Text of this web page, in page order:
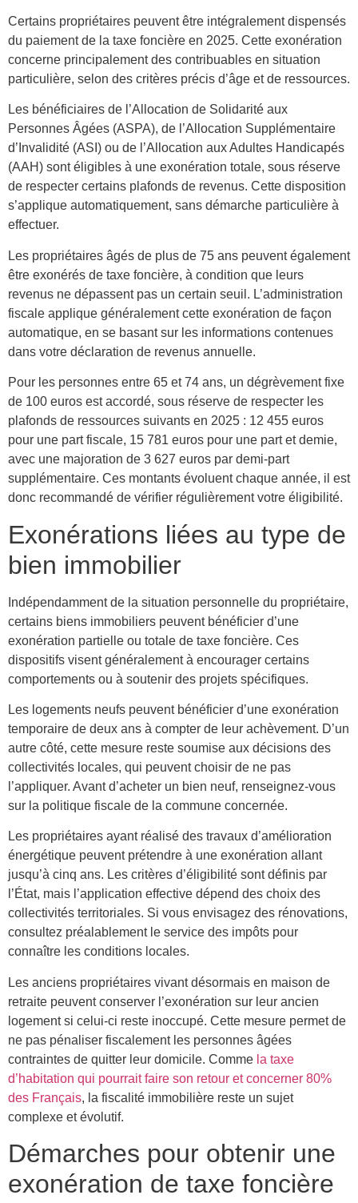
Certains propriétaires peuvent être intégralement dispensés
du paiement de la taxe foncière en 2025. Cette exonération
concerne principalement des contribuables en situation
particulière, selon des critères précis d’âge et de ressources.
Les bénéficiaires de l’Allocation de Solidarité aux
Personnes Âgées (ASPA), de l’Allocation Supplémentaire
d’Invalidité (ASI) ou de l’Allocation aux Adultes Handicapés
(AAH) sont éligibles à une exonération totale, sous réserve
de respecter certains plafonds de revenus. Cette disposition
s’applique automatiquement, sans démarche particulière à
effectuer.
Les propriétaires âgés de plus de 75 ans peuvent également
être exonérés de taxe foncière, à condition que leurs
revenus ne dépassent pas un certain seuil. L’administration
fiscale applique généralement cette exonération de façon
automatique, en se basant sur les informations contenues
dans votre déclaration de revenus annuelle.
Pour les personnes entre 65 et 74 ans, un dégrèvement fixe
de 100 euros est accordé, sous réserve de respecter les
plafonds de ressources suivants en 2025 : 12 455 euros
pour une part fiscale, 15 781 euros pour une part et demie,
avec une majoration de 3 627 euros par demi-part
supplémentaire. Ces montants évoluent chaque année, il est
donc recommandé de vérifier régulièrement votre éligibilité.
Exonérations liées au type de
bien immobilier
Indépendamment de la situation personnelle du propriétaire,
certains biens immobiliers peuvent bénéficier d’une
exonération partielle ou totale de taxe foncière. Ces
dispositifs visent généralement à encourager certains
comportements ou à soutenir des projets spécifiques.
Les logements neufs peuvent bénéficier d’une exonération
temporaire de deux ans à compter de leur achèvement. D’un
autre côté, cette mesure reste soumise aux décisions des
collectivités locales, qui peuvent choisir de ne pas
l’appliquer. Avant d’acheter un bien neuf, renseignez-vous
sur la politique fiscale de la commune concernée.
Les propriétaires ayant réalisé des travaux d’amélioration
énergétique peuvent prétendre à une exonération allant
jusqu’à cinq ans. Les critères d’éligibilité sont définis par
l’État, mais l’application effective dépend des choix des
collectivités territoriales. Si vous envisagez des rénovations,
consultez préalablement le service des impôts pour
connaître les conditions locales.
Les anciens propriétaires vivant désormais en maison de
retraite peuvent conserver l’exonération sur leur ancien
logement si celui-ci reste inoccupé. Cette mesure permet de
ne pas pénaliser fiscalement les personnes âgées
contraintes de quitter leur domicile. Comme la taxe
d’habitation qui pourrait faire son retour et concerner 80%
des Français, la fiscalité immobilière reste un sujet
complexe et évolutif.
Démarches pour obtenir une
exonération de taxe foncière